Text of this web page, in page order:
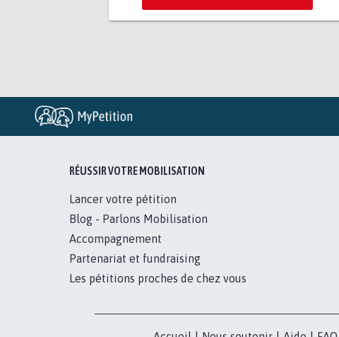
RÉUSSIR VOTRE MOBILISATION
Lancer votre pétition
Blog - Parlons Mobilisation
Accompagnement
Partenariat et fundraising
Les pétitions proches de chez vous